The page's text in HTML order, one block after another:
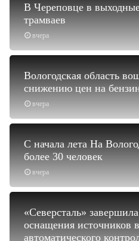
вчера
В Череповце в
трамваев
вчера
Вологодская область
снижению цен на
вчера
С начала лета На
более 30 человек
«Северсталь»
оснащения источников
автоматического